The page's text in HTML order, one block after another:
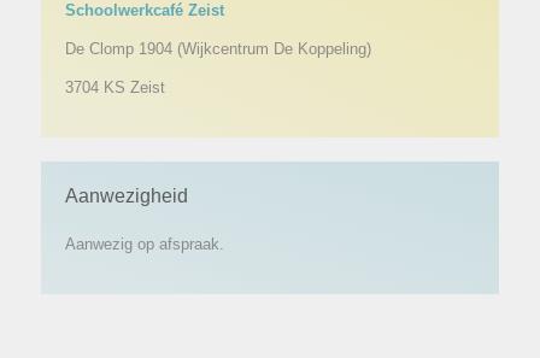
Schoolwerkcafé Zeist
De Clomp 1904 (Wijkcentrum De Koppeling)
3704 KS Zeist
Aanwezigheid
Aanwezig op afspraak.